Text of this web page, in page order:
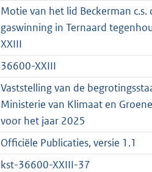
o
o
t
t
e
:
2
K
b
r
o
o
t
t
e
:
2
K
b
Motie van het lid Beckerman c.s.
gaswinning in Ternaard
XXIII
36600-XXIII
Vaststelling van de
Ministerie van Klimaat en
voor het jaar 2025
Officiële Publicaties, versie 1.1
kst-36600-XXIII-37